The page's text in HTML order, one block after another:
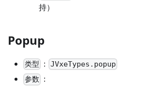
持）
Popup
类型 ：
JVxeTypes.popup
参数
：